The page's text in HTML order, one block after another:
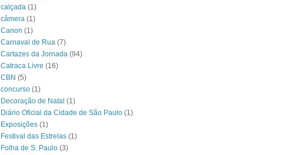
calçada (1)
câmera (1)
Canon (1)
Carnaval de Rua (7)
Cartazes da Jornada (94)
Catraca Livre (16)
CBN (5)
concurso (1)
Decoração de Natal (1)
Diário Oficial da Cidade de São Paulo (1)
Exposições (1)
Festival das Estrelas (1)
Folha de S. Paulo (3)